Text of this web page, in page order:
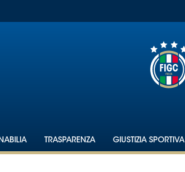
TRASPARENZA GIUSTIZIA SPORTIVA